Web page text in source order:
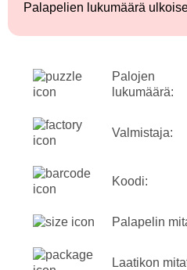
Palapelien lukumäärä
Palojen
lukumäärä:
Valmistaja:
Koodi:
Palapelin
Laatikon